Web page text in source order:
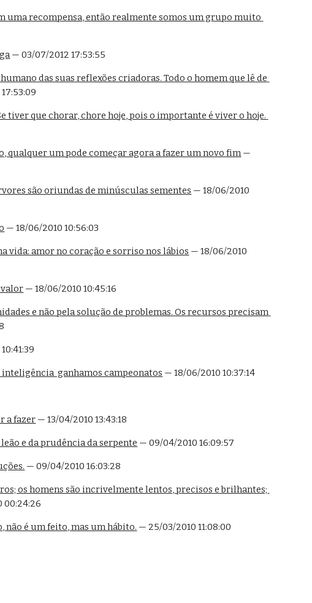
uma recompensa, então realmente somos um grupo muito
— 03/07/2012 17:53:55
das suas reflexões criadoras. Todo o homem que lê de
tiver que chorar, chore hoje, pois o importante é viver o hoje.
qualquer um pode começar agora a fazer um novo fim —
são oriundas de minúsculas sementes — 18/06/2010
— 18/06/2010 10:56:03
vida: amor no coração e sorriso nos lábios — 18/06/2010
valor — 18/06/2010 10:45:16
e não pela solução de problemas. Os recursos precisam
ganhamos campeonatos — 18/06/2010 10:37:14
a fazer — 13/04/2010 13:43:18
e da prudência da serpente — 09/04/2010 16:09:57
— 09/04/2010 16:03:28
os homens são incrivelmente lentos, precisos e brilhantes;
00:24:26
não é um feito, mas um hábito. — 25/03/2010 11:08:00